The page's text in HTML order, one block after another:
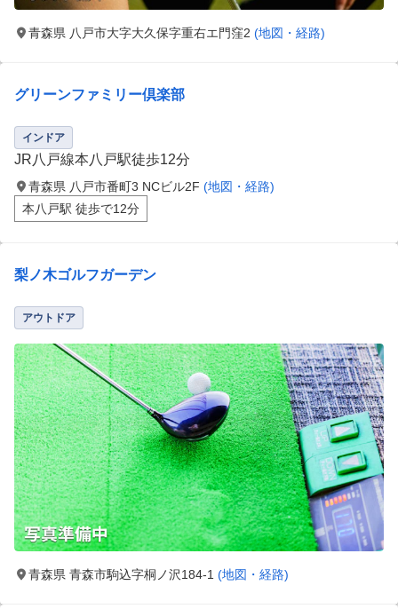
青森県 八戸市大字大久保字重右エ門窪2 (地図・経路)
グリーンファミリー倶楽部
インドア
JR八戸線本八戸駅徒歩12分
青森県 八戸市番町3 NCビル2F (地図・経路)
本八戸駅 徒歩で12分
梨ノ木ゴルフガーデン
アウトドア
青森県 青森市駒込字桐ノ沢184-1 (地図・経路)